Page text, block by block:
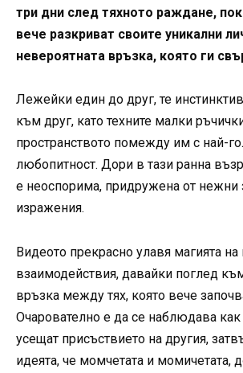
три дни след тяхното раждане,
вече разкриват своите уникални
невероятната връзка, която ги
Лежейки един до друг, те
към друг, като техните малки
пространството помежду им с най-
любопитност. Дори в тази ранна
е неоспорима, придружена от нежни
изражения.
Видеото прекрасно улавя магията
взаимодействия, давайки поглед
връзка между тях, която вече
Очарователно е да се наблюдава как
усещат присъствието на другия,
идеята, че момчетата и момичетата,